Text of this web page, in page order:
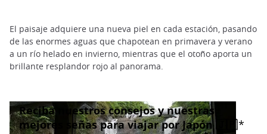
El paisaje adquiere una nueva piel en cada estación, pasando
de las enormes aguas que chapotean en primavera y verano
a un río helado en invierno, mientras que el otoño aporta un
brillante resplandor rojo al panorama.